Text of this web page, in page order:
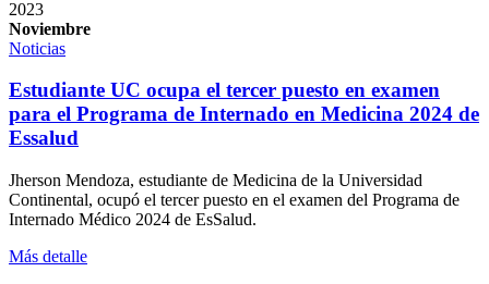
2023
Noviembre
Noticias
Estudiante UC ocupa el tercer puesto en examen
para el Programa de Internado en Medicina 2024 de
Essalud
Jherson Mendoza, estudiante de Medicina de la Universidad
Continental, ocupó el tercer puesto en el examen del Programa de
Internado Médico 2024 de EsSalud.
Más detalle